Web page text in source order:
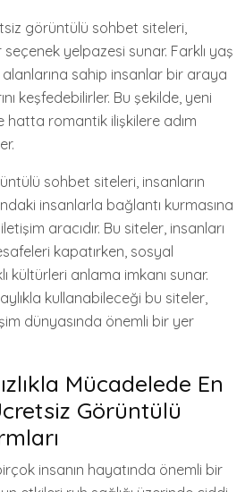
görüntülü sohbet siteleri,
seçenek yelpazesi sunar. Farklı yaş
alanlarına sahip insanlar bir araya
keşfedebilirler. Bu şekilde, yeni
hatta romantik ilişkilere adım
sohbet siteleri, insanların
insanlarla bağlantı kurmasına
aracıdır. Bu siteler, insanları
kapatırken, sosyal
kültürleri anlama imkanı sunar.
kullanabileceği bu siteler,
dünyasında önemli bir yer
Mücadelede En
Görüntülü
insanın hayatında önemli bir